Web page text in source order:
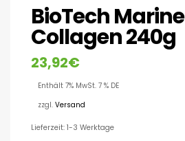
BioTech Marine
Collagen 240g
23,92€
Enthält 7% MwSt. 7 % DE
zzgl. Versand
Lieferzeit: 1-3 Werktage